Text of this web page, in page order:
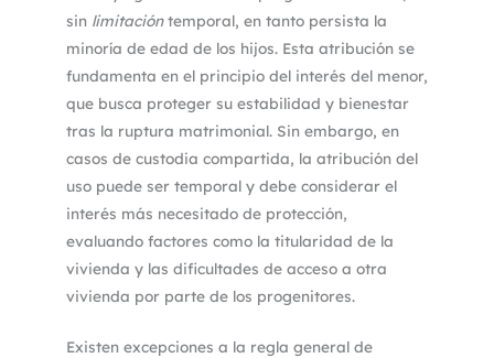
sin limitacióntemporal, en tanto persista la
minoría de edad de los hijos. Esta atribución se
fundamenta en el principio del interés del menor,
que busca proteger su estabilidad y bienestar
tras la ruptura matrimonial. Sin embargo, en
casos de custodia compartida, la atribución del
uso puede ser temporal y debe considerar el
interés más necesitado de protección,
evaluando factores como la titularidad de la
vivienda y las dificultades de acceso a otra
vivienda por parte de los progenitores.
Existen excepciones a la regla general de